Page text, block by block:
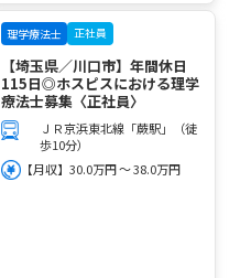
理学療法士 正社員
【埼玉県／川口市】年間休日
115日◎ホスピスにおける理学
療法士募集〈正社員〉
ＪＲ京浜東北線「蕨駅」（徒
歩10分）
【月収】30.0万円 ～ 38.0万円